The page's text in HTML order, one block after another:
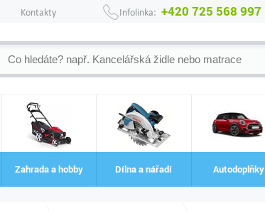
Kontakty Infolinka: +420 725 568 997
Zahrada a hobby Dílna a nářadí Autodoplňky